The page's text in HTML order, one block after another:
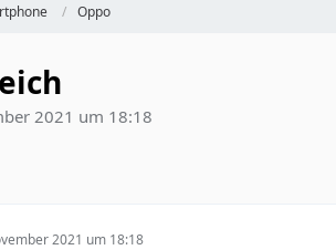
Oppo
2021 um 18:18
2021 um 18:18